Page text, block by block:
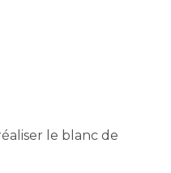
le blanc de